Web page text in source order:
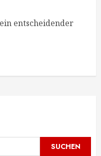
entscheidender
SUCHEN